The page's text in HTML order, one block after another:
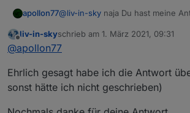
apollon77@liv-in-sky naja Du hast meine
Aber gern nochmal
ende nur zwei neue Funktionen
Rest ist ausschliesslich der Rules-
Ich sehe das Risiko das Skripte
mega low ...
Die 5.0.0 zeigt in dem Fall ein
Offline
liv-in-skyschrieb am 1. März 2021, 09:31
zuletzt editiert von
@apollon77
Ehrlich gesagt habe ich die Antwort
sonst hätte ich nicht geschrieben)